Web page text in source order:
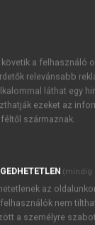
előszava
a felhasználó
relevánsabb
láthat egy
ezeket az
származnak.
(mindig
az
nem
a személyre